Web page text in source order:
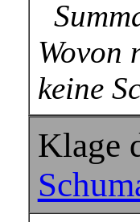
Wovon
keine
Klage